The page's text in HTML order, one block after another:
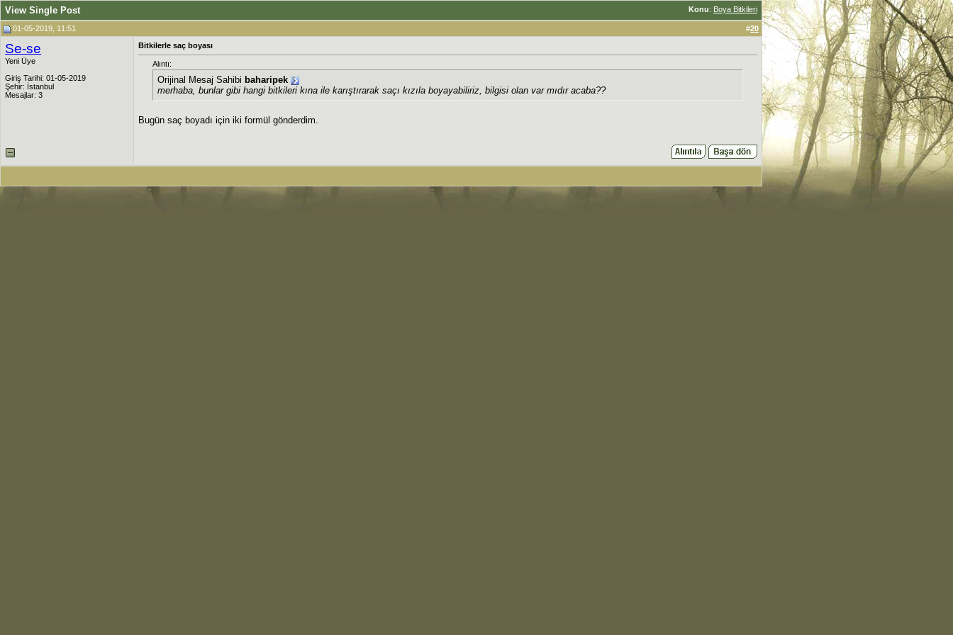
Konu: Boya Bitkileri
View Single Post
01-05-2019, 11:51 #20
Se-se
Yeni Üye
Giriş Tarihi: 01-05-2019
Şehir: İstanbul
Mesajlar: 3
Bitkilerle saç boyası
Alıntı:
Orijinal Mesaj Sahibi baharipek
merhaba, bunlar gibi hangi bitkileri kına ile karıştırarak saçı kızıla boyayabiliriz, bilgisi olan var mıdır acaba??
Bugün saç boyadı için iki formül gönderdim.